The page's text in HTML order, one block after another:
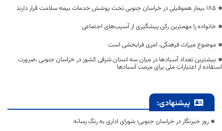
۱۸۵ بیمار هموفیلی در خراسان جنوبی تحت پوشش خدمات بیمه سلامت قرار دارند
خانواده را مهمترین رکن پیشگیری از آسیب‌های اجتماعی
موضوع میراث فرهنگی، امری فرابخشی است
بیشترین تعداد آسبادها در میان سه استان شرقی کشور در خراسان جنوبی ،ضرورت
استفاده از اعتبارات ملی برای مرمت آسبادها
پیشنهادی:
روز خبرنگار در خراسان جنوبی؛ شورای اداری به رنگ رسانه